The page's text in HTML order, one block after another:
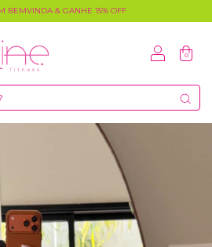
BEMVINDA & GANHE 15% OFF
0